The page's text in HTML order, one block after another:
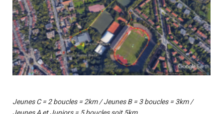
Jeunes C = 2 boucles = 2km / Jeunes B = 3 boucles = 3km /